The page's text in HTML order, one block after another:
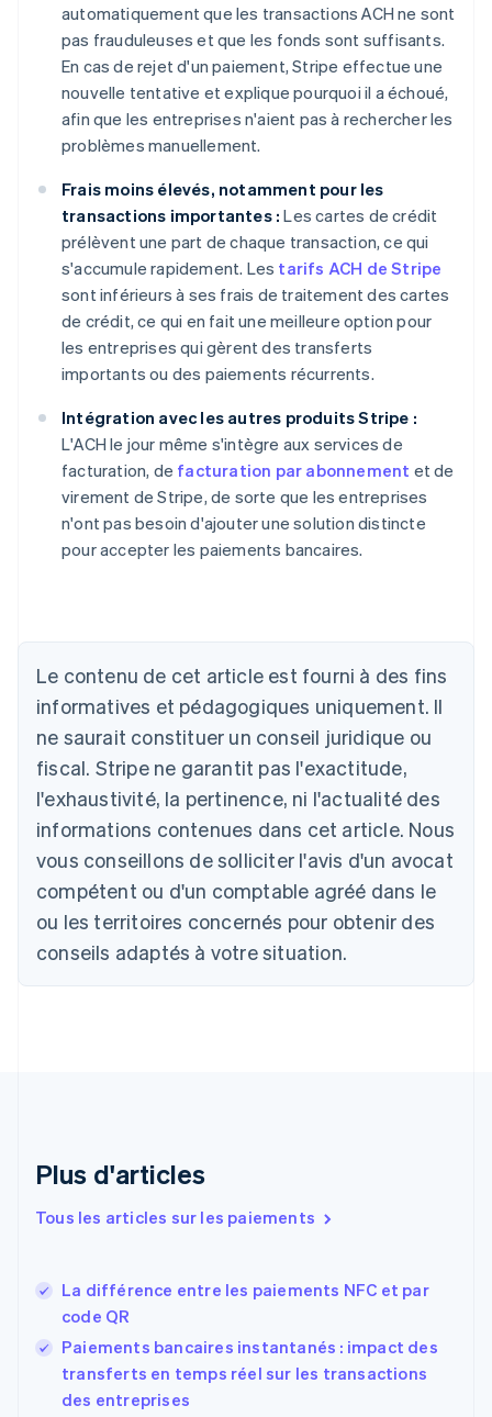
automatiquement que les transactions ACH ne sont
pas frauduleuses et que les fonds sont suffisants.
En cas de rejet d'un paiement, Stripe effectue une
nouvelle tentative et explique pourquoi il a échoué,
afin que les entreprises n'aient pas à rechercher les
problèmes manuellement.
Frais moins élevés, notamment pour les
transactions importantes : Les cartes de crédit
prélèvent une part de chaque transaction, ce qui
s'accumule rapidement. Les tarifs ACH de Stripe
sont inférieurs à ses frais de traitement des cartes
de crédit, ce qui en fait une meilleure option pour
les entreprises qui gèrent des transferts
importants ou des paiements récurrents.
Intégration avec les autres produits Stripe :
L'ACH le jour même s'intègre aux services de
facturation, de facturation par abonnement et de
virement de Stripe, de sorte que les entreprises
n'ont pas besoin d'ajouter une solution distincte
pour accepter les paiements bancaires.
Le contenu de cet article est fourni à des fins
informatives et pédagogiques uniquement. Il
ne saurait constituer un conseil juridique ou
fiscal. Stripe ne garantit pas l'exactitude,
l'exhaustivité, la pertinence, ni l'actualité des
informations contenues dans cet article. Nous
vous conseillons de solliciter l'avis d'un avocat
compétent ou d'un comptable agréé dans le
ou les territoires concernés pour obtenir des
conseils adaptés à votre situation.
Plus d'articles
Tous les articles sur les paiements
La différence entre les paiements NFC et par
code QR
Paiements bancaires instantanés : impact des
transferts en temps réel sur les transactions
des entreprises
DeutschEnglish
English
Autriche
Deutsch English
Belgique
NederlandsFrançaisDeutschEnglish
Brésil
Bulgarie
English
Canada
English Français
Chine continentale
Espagne
Estonie
EnglishEspañol简体中文
Finlande
English Svenska
FrançaisEnglish
Gibraltar